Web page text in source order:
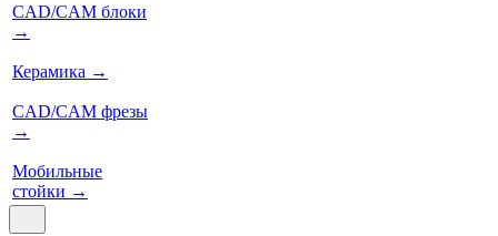
CAD/CAM блоки
→
Керамика →
CAD/CAM фрезы
→
Мобильные
стойки →